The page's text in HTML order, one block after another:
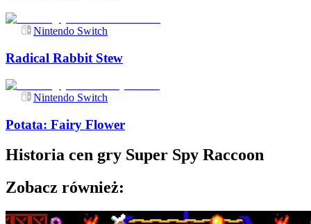
Nintendo Switch
Radical Rabbit Stew
Nintendo Switch
Potata: Fairy Flower
Historia cen gry Super Spy Raccoon
Zobacz również: